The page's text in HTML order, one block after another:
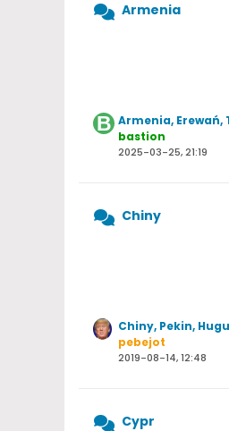
Armenia
Armenia, Erewań,
bastion
2025-03-25, 21:19
Chiny
Chiny, Pekin,
pebejot
2019-08-14, 12:48
Cypr